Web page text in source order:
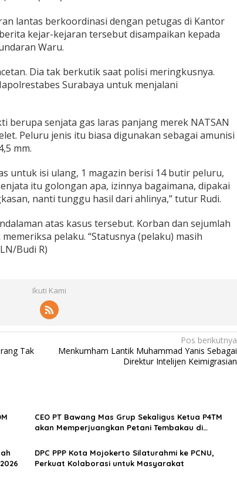
lantas berkoordinasi dengan petugas di Kantor
kejar-kejaran tersebut disampaikan kepada
Waru.
Dia tak berkutik saat polisi meringkusnya.
Surabaya untuk menjalani
berupa senjata gas laras panjang merek NATSAN
Peluru jenis itu biasa digunakan sebagai amunisi
mm.
untuk isi ulang, 1 magazin berisi 14 butir peluru,
itu golongan apa, izinnya bagaimana, dipakai
nanti tunggu hasil dari ahlinya,” tutur Rudi.
atas kasus tersebut. Korban dan sejumlah
pelaku. “Statusnya (pelaku) masih
Budi R)
Ikuti Kami
Tak
Pos berikutnya
Menkumham Lantik Muhammad Yanis Sebagai
Direktur Intelijen Keimigrasian
CEO PT Bawang Mas Grup Sekaligus Ketua P4TM
akan Memperjuangkan Petani Tembakau di
DPC PPP Kota Mojokerto Silaturahmi ke PCNU,
Perkuat Kolaborasi untuk Masyarakat